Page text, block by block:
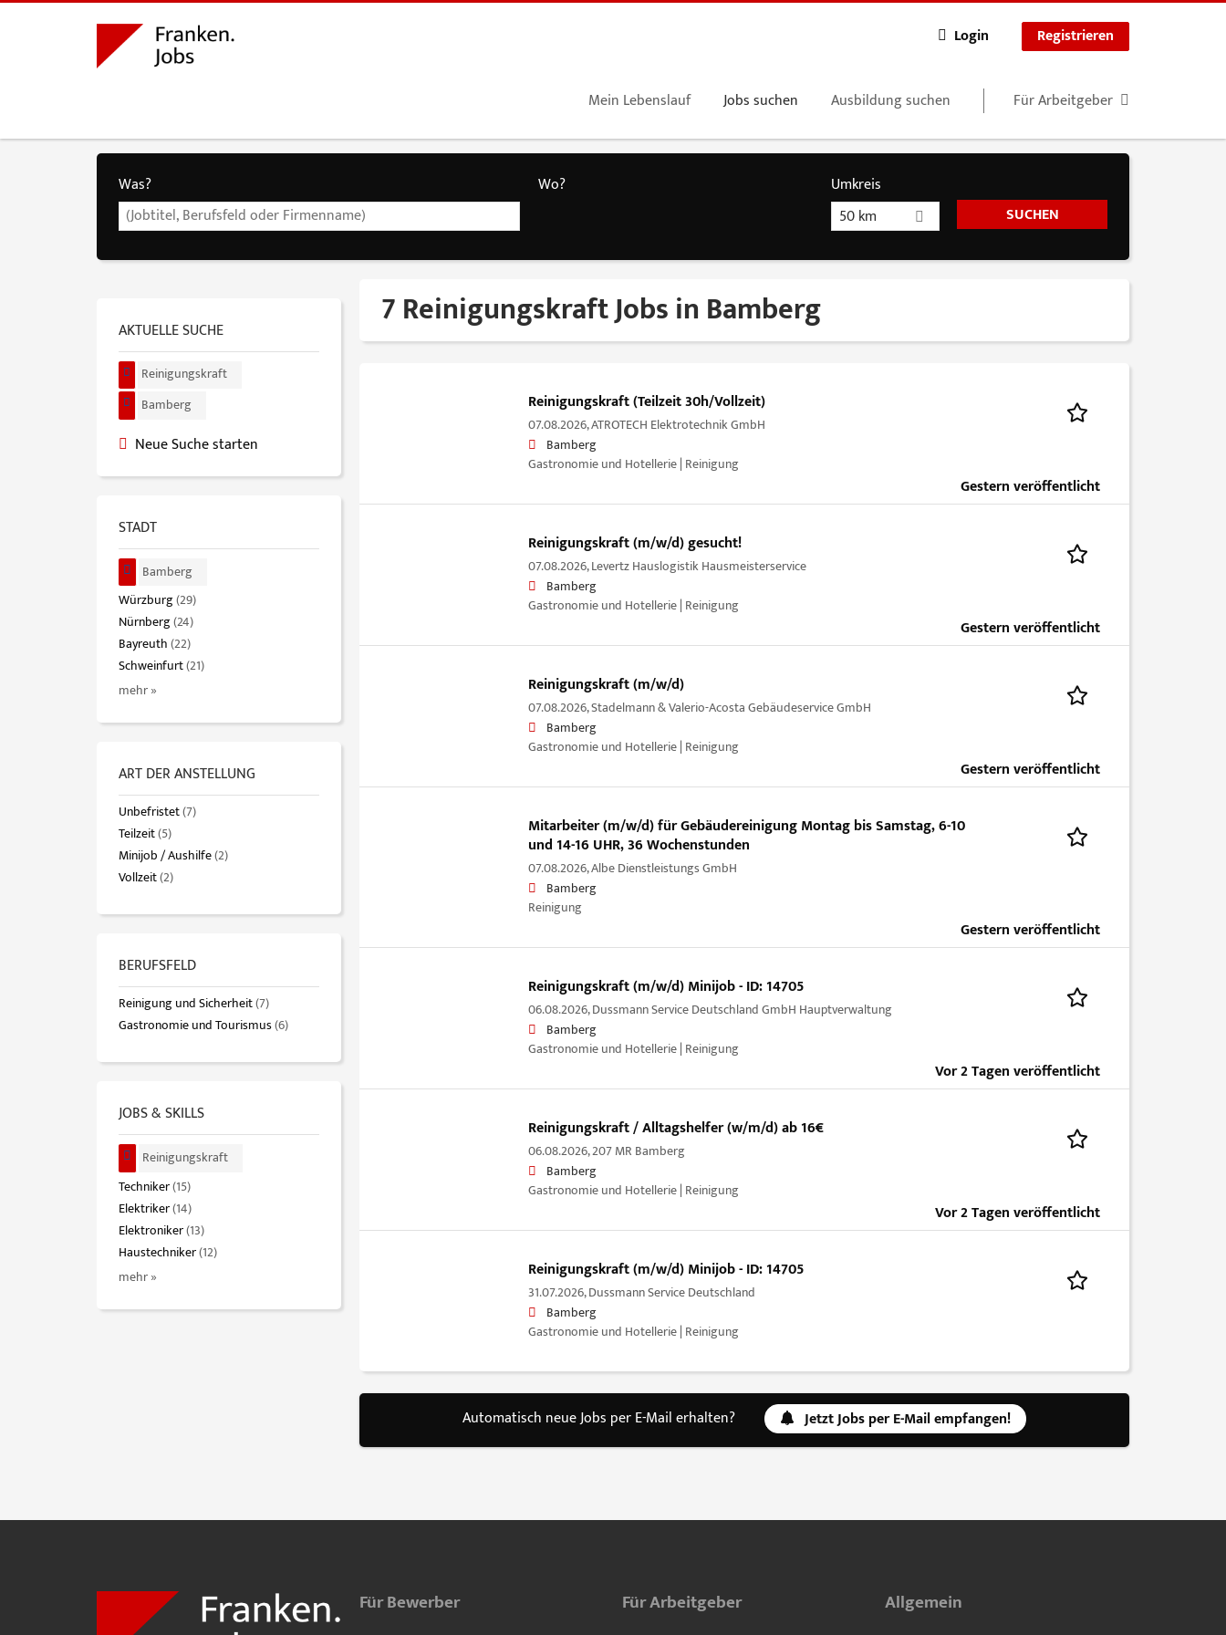
Login Registrieren
Mein Lebenslauf Jobs suchen Ausbildung suchen Für Arbeitgeber
Was? Wo?
Umkreis
50 km
7 Reinigungskraft Jobs in Bamberg
Reinigungskraft (Teilzeit 30h/Vollzeit)
07.08.2026,ATROTECH Elektrotechnik GmbH
Bamberg
Gastronomie und Hotellerie | Reinigung
Gestern veröffentlicht
Reinigungskraft (m/w/d) gesucht!
07.08.2026,Levertz Hauslogistik Hausmeisterservice
Bamberg
Gastronomie und Hotellerie | Reinigung
Gestern veröffentlicht
Reinigungskraft (m/w/d)
07.08.2026,Stadelmann & Valerio-Acosta Gebäudeservice GmbH
Bamberg
Gastronomie und Hotellerie | Reinigung
Gestern veröffentlicht
Mitarbeiter (m/w/d) für Gebäudereinigung Montag bis Samstag, 6-10
und 14-16 UHR, 36 Wochenstunden
07.08.2026,Albe Dienstleistungs GmbH
Bamberg
Reinigung
Gestern veröffentlicht
Reinigungskraft (m/w/d) Minijob - ID: 14705
06.08.2026,Dussmann Service Deutschland GmbH Hauptverwaltung
Bamberg
Gastronomie und Hotellerie | Reinigung
Vor 2 Tagen veröffentlicht
Reinigungskraft / Alltagshelfer (w/m/d) ab 16€
06.08.2026,207 MR Bamberg
Bamberg
Gastronomie und Hotellerie | Reinigung
Vor 2 Tagen veröffentlicht
Reinigungskraft (m/w/d) Minijob - ID: 14705
31.07.2026,Dussmann Service Deutschland
Bamberg
Gastronomie und Hotellerie | Reinigung
Automatisch neue Jobs per E-Mail erhalten? Jetzt Jobs per E-Mail empfangen!
AKTUELLE SUCHE
Reinigungskraft
Bamberg
Neue Suche starten
STADT
Bamberg
Würzburg(29)
Nürnberg(24)
Bayreuth(22)
Schweinfurt(21)
mehr »
ART DER ANSTELLUNG
Unbefristet(7)
Teilzeit(5)
Minijob / Aushilfe(2)
Vollzeit(2)
BERUFSFELD
Reinigung und Sicherheit(7)
Gastronomie und Tourismus(6)
JOBS & SKILLS
Reinigungskraft
Techniker(15)
Elektriker(14)
Elektroniker(13)
Haustechniker(12)
mehr »
Für Bewerber Für Arbeitgeber Allgemein